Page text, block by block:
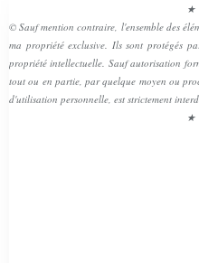
★
© Sauf mention contraire, l'ensemble des
ma propriété exclusive. Ils sont protégés
propriété intellectuelle. Sauf autorisation
tout ou en partie, par quelque moyen ou
d'utilisation personnelle, est strictement
★